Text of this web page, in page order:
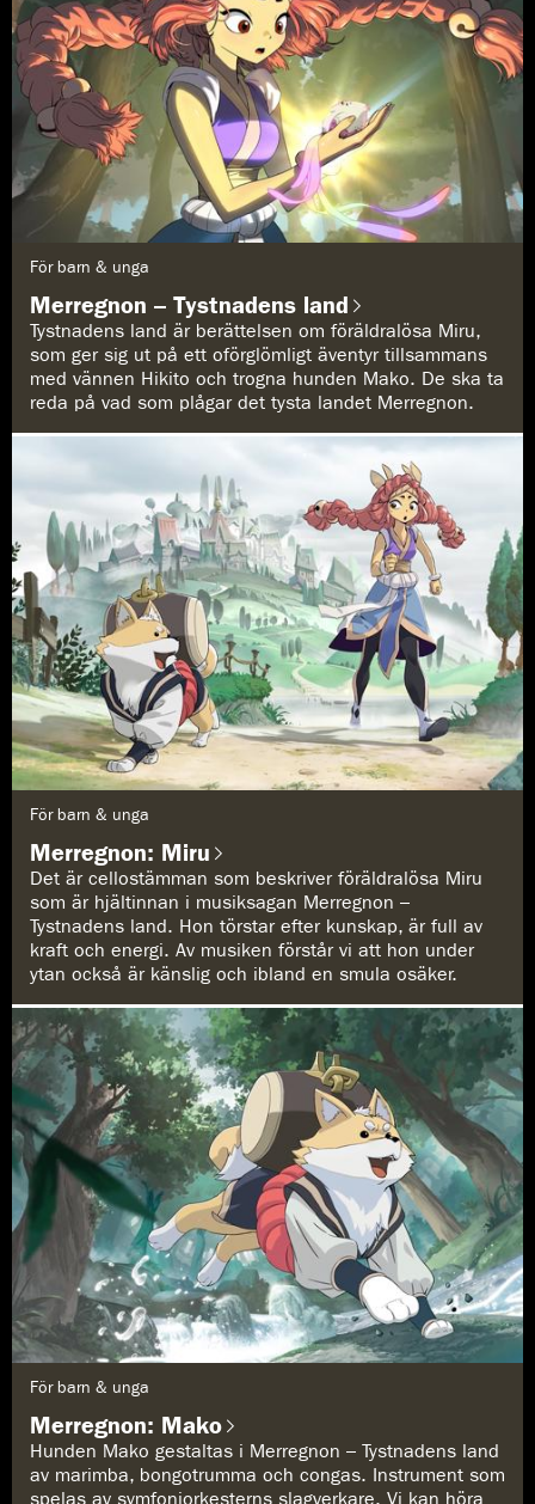
För barn & unga
Merregnon – Tystnadens land
Tystnadens land är berättelsen om föräldralösa Miru,
som ger sig ut på ett oförglömligt äventyr tillsammans
med vännen Hikito och trogna hunden Mako. De ska ta
reda på vad som plågar det tysta landet Merregnon.
För barn & unga
Merregnon: Miru
Det är cellostämman som beskriver föräldralösa Miru
som är hjältinnan i musiksagan Merregnon –
Tystnadens land. Hon törstar efter kunskap, är full av
kraft och energi. Av musiken förstår vi att hon under
ytan också är känslig och ibland en smula osäker.
För barn & unga
Merregnon: Mako
Hunden Mako gestaltas i Merregnon – Tystnadens land
av marimba, bongotrumma och congas. Instrument som
spelas av symfoniorkesterns slagverkare. Vi kan höra